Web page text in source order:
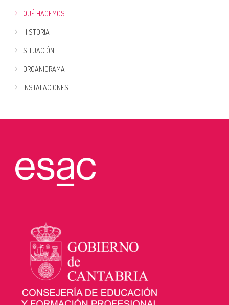
QUÉ HACEMOS
HISTORIA
SITUACIÓN
ORGANIGRAMA
INSTALACIONES